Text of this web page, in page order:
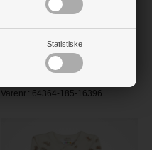
Statistiske
Joha, Body w/long sleeves,
Lyng
Varenr.: 64364-185-16396